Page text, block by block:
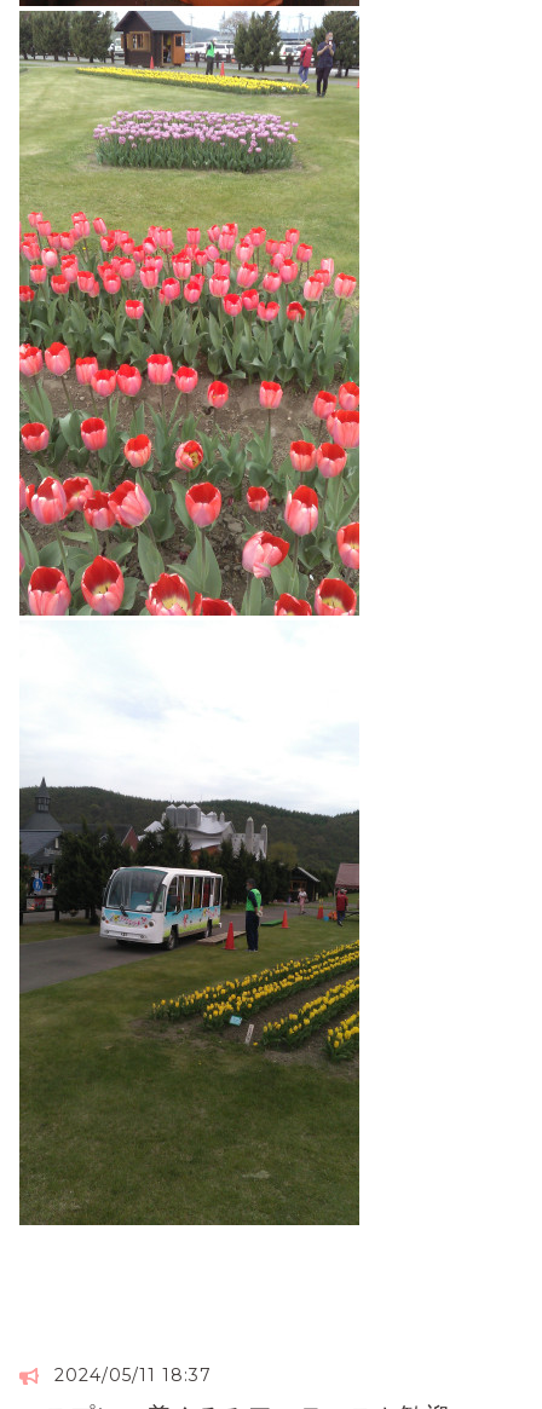
2024/05/11 18:37